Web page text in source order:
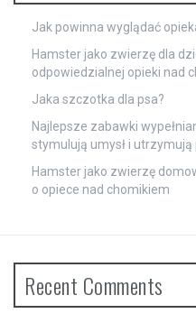
Jak powinna wyglądać
Hamster jako zwierzę dla
odpowiedzialnej opieki nad
Jaka szczotka dla psa?
Najlepsze zabawki
stymulują umysł i utrzymują
Hamster jako zwierzę
o opiece nad chomikiem
Recent Comments